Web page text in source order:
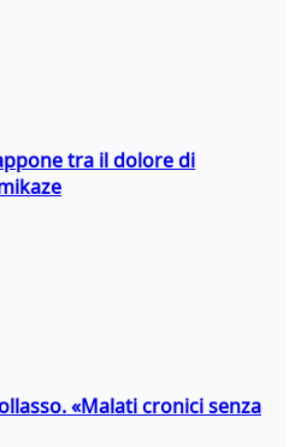
tra il dolore di
«Malati cronici senza